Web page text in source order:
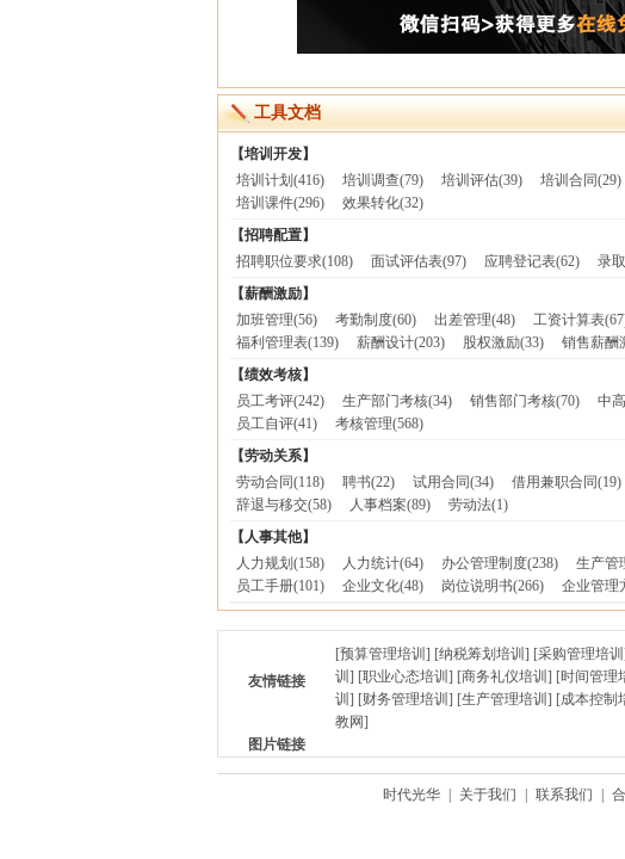
工具文档
【培训开发】
培训计划 (416) 培训调查(79) 培训评估(39) 培训合同(29)
培训课件(296) 效果转化(32)
【招聘配置】
招聘职位要求(108) 面试评估表(97) 应聘登记表(62) 录
【薪酬激励】
加班管理(56) 考勤制度(60) 出差管理(48) 工资计算表
福利管理表(139) 薪酬设计(203) 股权激励(33) 销售薪酬
【绩效考核】
员工考评(242) 生产部门考核(34) 销售部门考核(70) 中
员工自评(41) 考核管理(568)
【劳动关系】
劳动合同(118) 聘书(22) 试用合同(34) 借用兼职合同(19)
辞退与移交(58) 人事档案(89) 劳动法(1)
【人事其他】
人力规划 (158) 人力统计(64) 办公管理制度(238) 生产管
员工手册(101) 企业文化(48) 岗位说明书(266) 企业管理
友情链接
[预算管理培训 ] [纳税筹划培训 ] [采购管理培训
训 ] [职业心态培训 ] [商务礼仪培训 ] [时间管理
训 ] [财务管理培训 ] [生产管理培训 ] [成本控制
教网]
图片链接
时代光华 关于我们 联系我们